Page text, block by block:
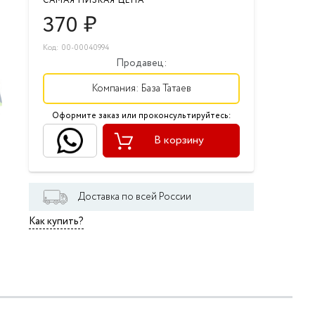
370 ₽
Код: 00-00040994
Продавец:
Компания: База Татаев
Оформите заказ или проконсультируйтесь:
В корзину
Доставка по всей России
Как купить?